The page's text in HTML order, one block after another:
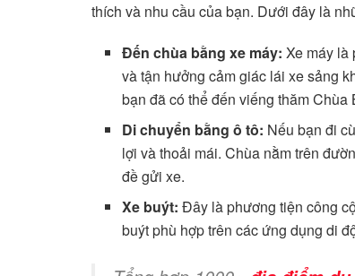
thích và nhu cầu của bạn. Dưới đây là
Đến chùa bằng xe máy: Xe máy là
và tận hưởng cảm giác lái xe sảng
bạn đã có thể đến viếng thăm Chùa
Di chuyển bằng ô tô: Nếu bạn đi
lợi và thoải mái. Chùa nằm trên
đề gửi xe.
Xe buýt: Đây là phương tiện công
buýt phù hợp trên các ứng dụng di